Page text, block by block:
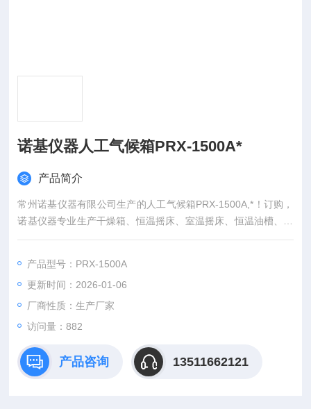
诺基仪器人工气候箱PRX-1500A*
产品简介
常州诺基仪器有限公司生产的人工气候箱PRX-1500A,*！订购，
诺基仪器专业生产干燥箱、恒温摇床、室温摇床、恒温油槽、恒
温水槽、低温恒温槽、恒温水浴锅、恒温培养箱、人工气候箱、
统、超声波细胞破碎仪等仪器
产品型号：PRX-1500A
更新时间：2026-01-06
厂商性质：生产厂家
访问量：882
产品咨询 13511662121